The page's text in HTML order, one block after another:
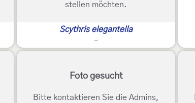
stellen möchten.
Scythris elegantella
-
Foto gesucht
Bitte kontaktieren Sie die Admins,